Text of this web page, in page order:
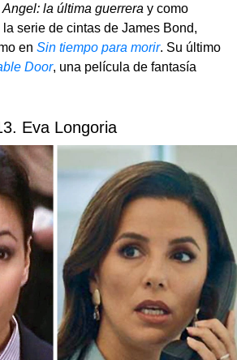
Angel: la última guerrera y como
la serie de cintas de James Bond,
en Sin tiempo para morir. Su último
Door, una película de fantasía
Eva Longoria